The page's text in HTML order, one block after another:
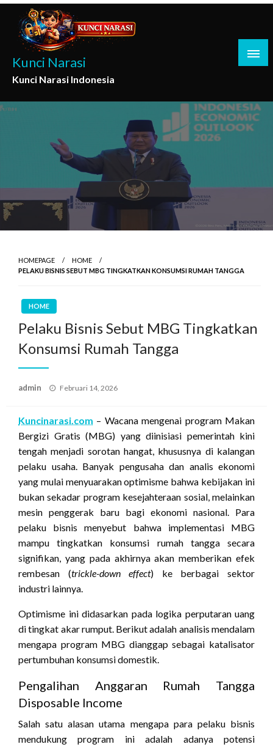
Skip
content
Kunci Narasi
Kunci Narasi Indonesia
HOMEPAGE
HOME
PELAKU BISNIS SEBUT MBG TINGKATKAN KONSUMSI RUMAH TANGGA
HOME
Pelaku Bisnis Sebut MBG Tingkatkan
Konsumsi Rumah Tangga
admin
Posted
Februari 14, 2026
Kuncinarasi.com – Wacana mengenai program Makan
Bergizi Gratis (MBG) yang diinisiasi pemerintah kini
tengah menjadi sorotan hangat, khususnya di kalangan
pelaku usaha. Banyak pengusaha dan analis ekonomi
yang mulai menyuarakan optimisme bahwa kebijakan ini
bukan sekadar program kesejahteraan sosial, melainkan
mesin penggerak baru bagi ekonomi nasional. Para
pelaku bisnis menyebut bahwa implementasi MBG
mampu tingkatkan konsumsi rumah tangga secara
signifikan, yang pada akhirnya akan memberikan efek
rembesan (trickle-down effect) ke berbagai sektor
industri lainnya.
Optimisme ini didasarkan pada logika perputaran uang
di tingkat akar rumput. Berikut adalah analisis mendalam
mengapa program MBG dianggap sebagai katalisator
pertumbuhan konsumsi domestik.
Pengalihan Anggaran Rumah Tangga
Disposable Income
Salah satu alasan utama mengapa para pelaku bisnis
mendukung program ini adalah adanya potensi